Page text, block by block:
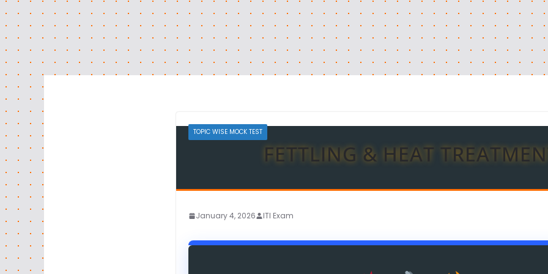
TOPIC WISE MOCK TEST
FETTLING & HEAT
January 4, 2026 ITI Exam